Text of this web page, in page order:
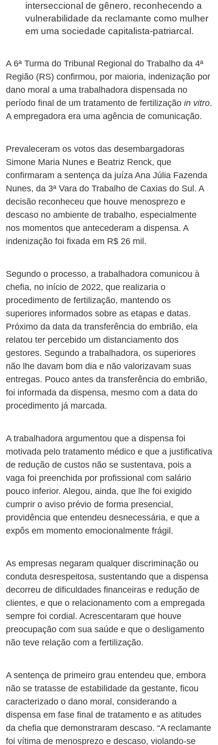
interseccional de gênero, reconhecendo a
vulnerabilidade da reclamante como mulher
em uma sociedade capitalista-patriarcal.
A 6ª Turma do Tribunal Regional do Trabalho da 4ª
Região (RS) confirmou, por maioria, indenização por
dano moral a uma trabalhadora dispensada no
período final de um tratamento de fertilização in vitro.
A empregadora era uma agência de comunicação.
Prevaleceram os votos das desembargadoras
Simone Maria Nunes e Beatriz Renck, que
confirmaram a sentença da juíza Ana Júlia Fazenda
Nunes, da 3ª Vara do Trabalho de Caxias do Sul. A
decisão reconheceu que houve menosprezo e
descaso no ambiente de trabalho, especialmente
nos momentos que antecederam a dispensa. A
indenização foi fixada em R$ 26 mil.
Segundo o processo, a trabalhadora comunicou à
chefia, no início de 2022, que realizaria o
procedimento de fertilização, mantendo os
superiores informados sobre as etapas e datas.
Próximo da data da transferência do embrião, ela
relatou ter percebido um distanciamento dos
gestores. Segundo a trabalhadora, os superiores
não lhe davam bom dia e não valorizavam suas
entregas. Pouco antes da transferência do embrião,
foi informada da dispensa, mesmo com a data do
procedimento já marcada.
A trabalhadora argumentou que a dispensa foi
motivada pelo tratamento médico e que a justificativa
de redução de custos não se sustentava, pois a
vaga foi preenchida por profissional com salário
pouco inferior. Alegou, ainda, que lhe foi exigido
cumprir o aviso prévio de forma presencial,
providência que entendeu desnecessária, e que a
expôs em momento emocionalmente frágil.
As empresas negaram qualquer discriminação ou
conduta desrespeitosa, sustentando que a dispensa
decorreu de dificuldades financeiras e redução de
clientes, e que o relacionamento com a empregada
sempre foi cordial. Acrescentaram que houve
preocupação com sua saúde e que o desligamento
não teve relação com a fertilização.
A sentença de primeiro grau entendeu que, embora
não se tratasse de estabilidade da gestante, ficou
caracterizado o dano moral, considerando a
dispensa em fase final de tratamento e as atitudes
da chefia que demonstraram descaso. “A reclamante
foi vítima de menosprezo e descaso, violando-se